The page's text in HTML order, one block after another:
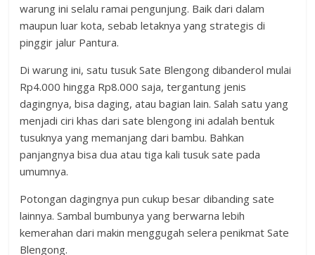
warung ini selalu ramai pengunjung. Baik dari dalam
maupun luar kota, sebab letaknya yang strategis di
pinggir jalur Pantura.
Di warung ini, satu tusuk Sate Blengong dibanderol mulai
Rp4.000 hingga Rp8.000 saja, tergantung jenis
dagingnya, bisa daging, atau bagian lain. Salah satu yang
menjadi ciri khas dari sate blengong ini adalah bentuk
tusuknya yang memanjang dari bambu. Bahkan
panjangnya bisa dua atau tiga kali tusuk sate pada
umumnya.
Potongan dagingnya pun cukup besar dibanding sate
lainnya. Sambal bumbunya yang berwarna lebih
kemerahan dari makin menggugah selera penikmat Sate
Blengong.